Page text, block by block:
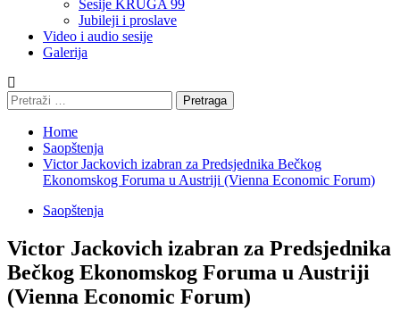
Sesije KRUGA 99
Jubileji i proslave
Video i audio sesije
Galerija
Pretraga:
Home
Saopštenja
Victor Jackovich izabran za Predsjednika Bečkog
Ekonomskog Foruma u Austriji (Vienna Economic Forum)
Saopštenja
Victor Jackovich izabran za Predsjednika
Bečkog Ekonomskog Foruma u Austriji
(Vienna Economic Forum)